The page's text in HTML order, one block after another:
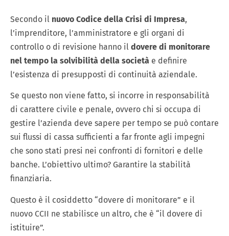
Secondo il nuovo Codice della Crisi di Impresa,
l’imprenditore, l’amministratore e gli organi di
controllo o di revisione hanno il dovere di monitorare
nel tempo la solvibilità della società e definire
l’esistenza di presupposti di continuità aziendale.
Se questo non viene fatto, si incorre in responsabilità
di carattere civile e penale, ovvero chi si occupa di
gestire l’azienda deve sapere per tempo se può contare
sui flussi di cassa sufficienti a far fronte agli impegni
che sono stati presi nei confronti di fornitori e delle
banche. L’obiettivo ultimo? Garantire la stabilità
finanziaria.
Questo è il cosiddetto “dovere di monitorare” e il
nuovo CCII ne stabilisce un altro, che è “il dovere di
istituire”.